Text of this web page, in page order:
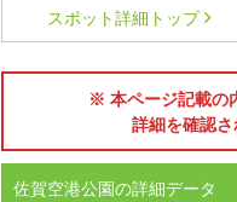
スポット詳細 トップ
※ 本ページ記載の
詳細を確認
佐賀空港公園の詳細データ